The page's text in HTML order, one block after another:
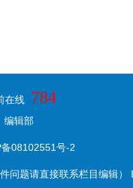
在线 784
编辑部
08102551号-2
问题请直接联系栏目编辑